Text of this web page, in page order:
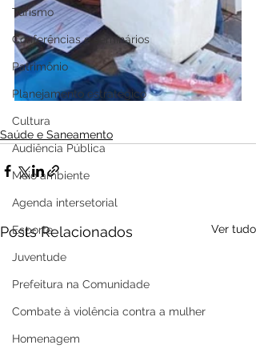
Turismo
Conferências e seminários
Patrimônio
Planejamento estratégico
Cultura
Audiência Pública
Meio ambiente
Agenda intersetorial
Esporte
Juventude
Prefeitura na Comunidade
Combate à violência contra a mulher
Homenagem
Saúde e Saneamento
Posts Relacionados Ver tudo